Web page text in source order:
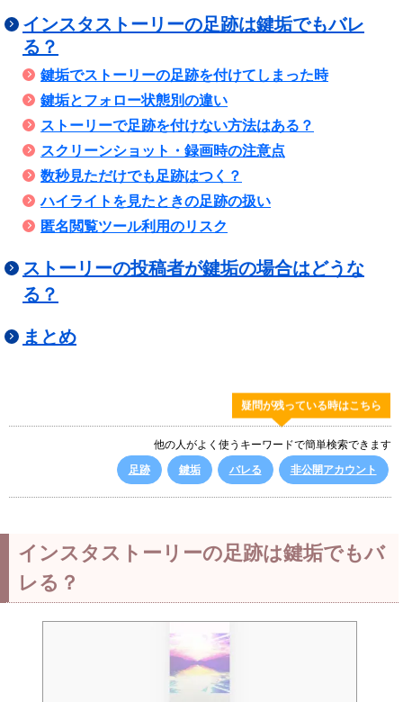
インスタストーリーの足跡は鍵垢でもバレ
る？
鍵垢でストーリーの足跡を付けてしまった時
鍵垢とフォロー状態別の違い
ストーリーで足跡を付けない方法はある？
スクリーンショット・録画時の注意点
数秒見ただけでも足跡はつく？
ハイライトを見たときの足跡の扱い
匿名閲覧ツール利用のリスク
ストーリーの投稿者が鍵垢の場合はどうな
る？
まとめ
疑問が残っている時はこちら
他の人がよく使うキーワードで簡単検索できます
足跡
鍵垢 バレる 非公開アカウント
インスタストーリーの足跡は鍵垢でもバ
レる？